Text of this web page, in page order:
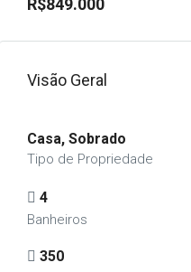
R$849.000
Visão Geral
Casa, Sobrado
Tipo de Propriedade
4
Banheiros
350